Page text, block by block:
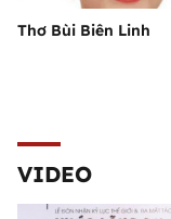
Thơ Bùi Biên Linh
VIDEO